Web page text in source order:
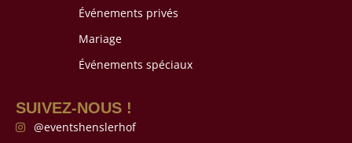
Événements privés
Mariage
Événements spéciaux
SUIVEZ-NOUS !
@eventshenslerhof